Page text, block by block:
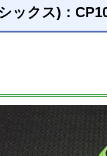
ックス)：